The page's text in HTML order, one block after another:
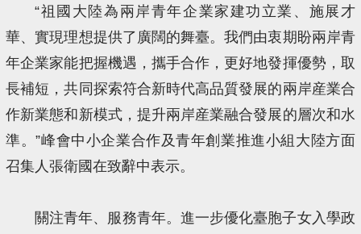
“祖國大陸為兩岸青年企業家建功立業、施展才
華、實現理想提供了廣闊的舞臺。我們由衷期盼兩岸青
年企業家能把握機遇，攜手合作，更好地發揮優勢，取
長補短，共同探索符合新時代高品質發展的兩岸産業合
作新業態和新模式，提升兩岸産業融合發展的層次和水
準。”峰會中小企業合作及青年創業推進小組大陸方面
召集人張衛國在致辭中表示。
關注青年、服務青年。進一步優化臺胞子女入學政